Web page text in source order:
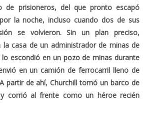
de prisioneros, del que pronto escapó
la noche, incluso cuando dos de sus
se volvieron. Sin un plan preciso,
la casa de un administrador de minas de
escondió en un pozo de minas durante
en un camión de ferrocarril lleno de
partir de ahí, Churchill tomó un barco de
corrió al frente como un héroe recién